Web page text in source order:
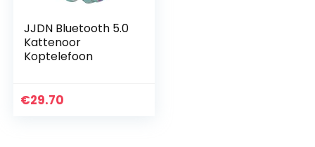
JJDN Bluetooth 5.0
Kattenoor
Koptelefoon
€29.70